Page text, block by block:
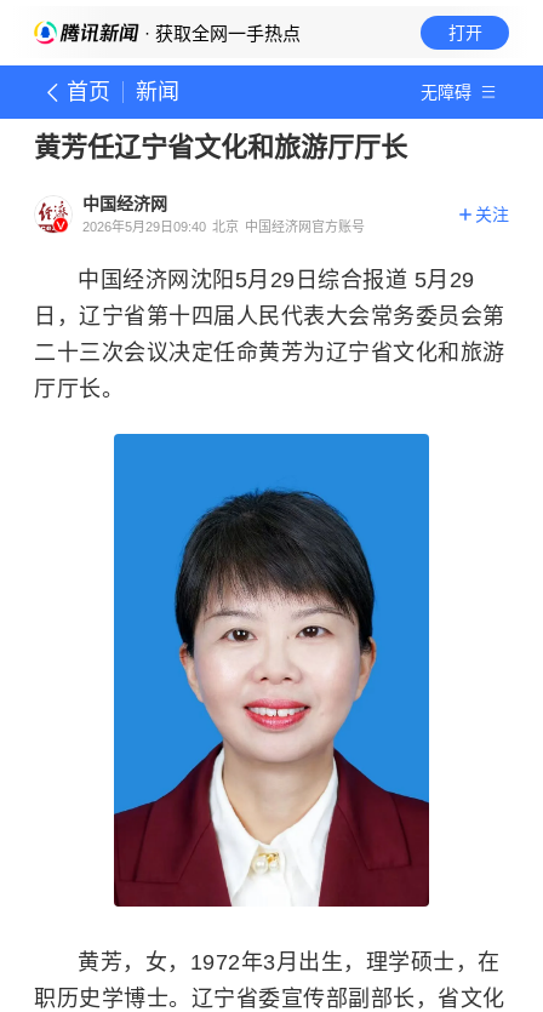
· 获取全网一手热点 打开
首页 新闻 无障碍
黄芳任辽宁省文化和旅游厅厅长
中国经济网
2026年5月29日09:40 北京 中国经济网官方账号
关注
中国经济网沈阳5月29日综合报道 5月29
日，辽宁省第十四届人民代表大会常务委员会第
二十三次会议决定任命黄芳为辽宁省文化和旅游
厅厅长。
黄芳，女，1972年3月出生，理学硕士，在
职历史学博士。辽宁省委宣传部副部长，省文化